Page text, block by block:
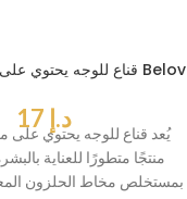
قناع للوجه يحتوي على مخاط الحلزون Belov
د.إ
يُعد قناع للوجه يحتوي على
بمستخلص مخاط الحلزون